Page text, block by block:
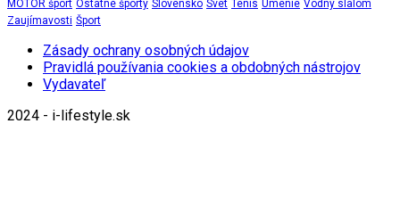
MOTOR šport Ostatné športy Slovensko Svet Tenis Umenie Vodný slalom
Zaujímavosti Šport
Zásady ochrany osobných údajov
Pravidlá používania cookies a obdobných nástrojov
Vydavateľ
2024 - i-lifestyle.sk